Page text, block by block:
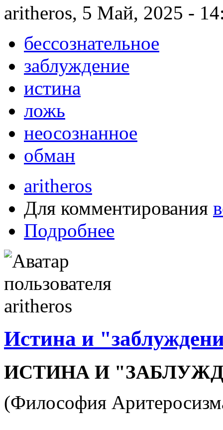
aritheros, 5 Май, 2025 -
бессознательное
заблуждение
истина
ложь
неосознанное
обман
aritheros
Для комментирования
Подробнее
Истина и
ИСТИНА И
(Философия